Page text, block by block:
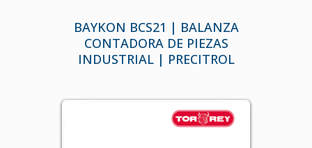
BAYKON BCS21 | BALANZA
CONTADORA DE PIEZAS
INDUSTRIAL | PRECITROL